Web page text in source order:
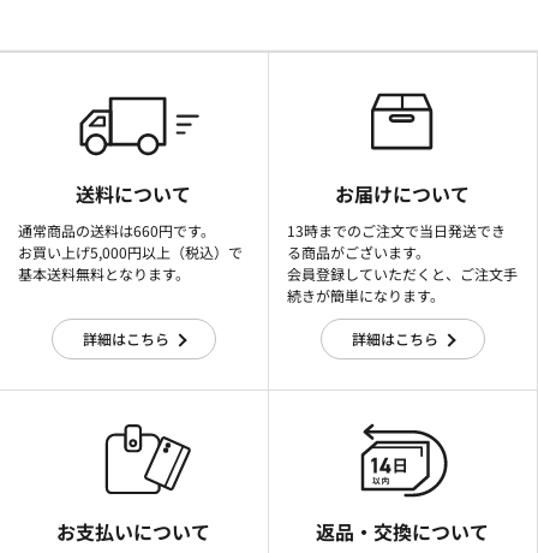
送料について
通常商品の送料は660円です。
お買い上げ5,000円以上（税込）で
基本送料無料となります。
詳細はこちら
お届けについて
13時までのご注文で当日発送でき
る商品がございます。
会員登録していただくと、ご注文手
続きが簡単になります。
詳細はこちら
お支払いについて 返品・交換について